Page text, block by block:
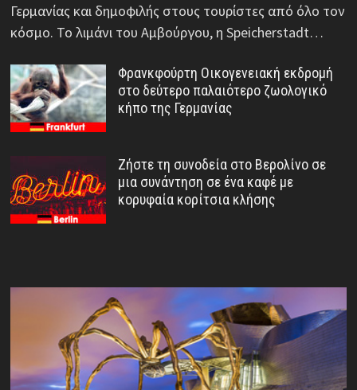
Γερμανίας και δημοφιλής στους τουρίστες από όλο τον
κόσμο. Το λιμάνι του Αμβούργου, η Speicherstadt…
Φρανκφούρτη Οικογενειακή εκδρομή
στο δεύτερο παλαιότερο ζωολογικό
κήπο της Γερμανίας
Ζήστε τη συνοδεία στο Βερολίνο σε
μια συνάντηση σε ένα καφέ με
κορυφαία κορίτσια κλήσης